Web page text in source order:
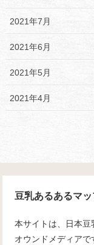
2021年7月
2021年6月
2021年5月
2021年4月
豆乳あるあるマ
本サイトは、日本
オウンドメディアで